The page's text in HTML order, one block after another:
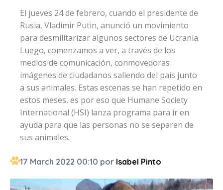
El jueves 24 de febrero, cuando el presidente de
Rusia, Vladimir Putin, anunció un movimiento
para desmilitarizar algunos sectores de Ucrania.
Luego, comenzamos a ver, a través de los
medios de comunicación, conmovedoras
imágenes de ciudadanos saliendo del país junto
a sus animales. Estas escenas se han repetido en
estos meses, es por eso que Humane Society
International (HSI) lanza programa para ir en
ayuda para que las personas no se separen de
sus animales.
17 March 2022 00:10 por Isabel Pinto